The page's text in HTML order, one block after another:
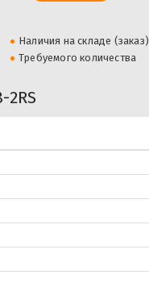
Наличия на складе (заказ)
Требуемого количества